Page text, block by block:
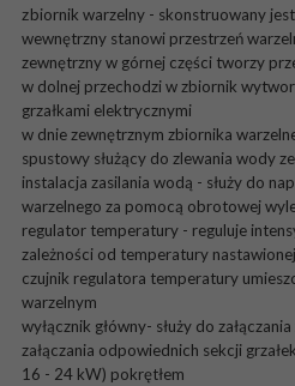
zbiornik warzelny - skonstruowany
wewnętrzny stanowi przestrzeń
zewnętrzny w górnej części tworzy
w dolnej przechodzi w zbiornik
grzałkami elektrycznymi
w dnie zewnętrznym zbiornika
spustowy służący do zlewania wody
instalacja zasilania wodą - służy do
warzelnego za pomocą obrotowej
regulator temperatury - reguluje
zależności od temperatury
czujnik regulatora temperatury
warzelnym
wyłącznik główny- służy do
załączania odpowiednich sekcji
16 - 24 kW) pokrętłem